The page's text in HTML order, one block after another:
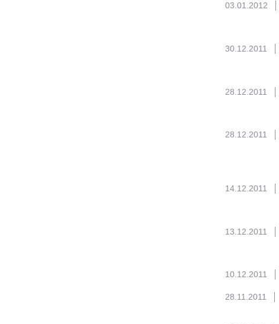
03.01.2012
30.12.2011
28.12.2011
28.12.2011
14.12.2011
13.12.2011
10.12.2011
28.11.2011